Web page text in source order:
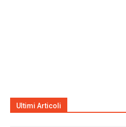
Ultimi Articoli